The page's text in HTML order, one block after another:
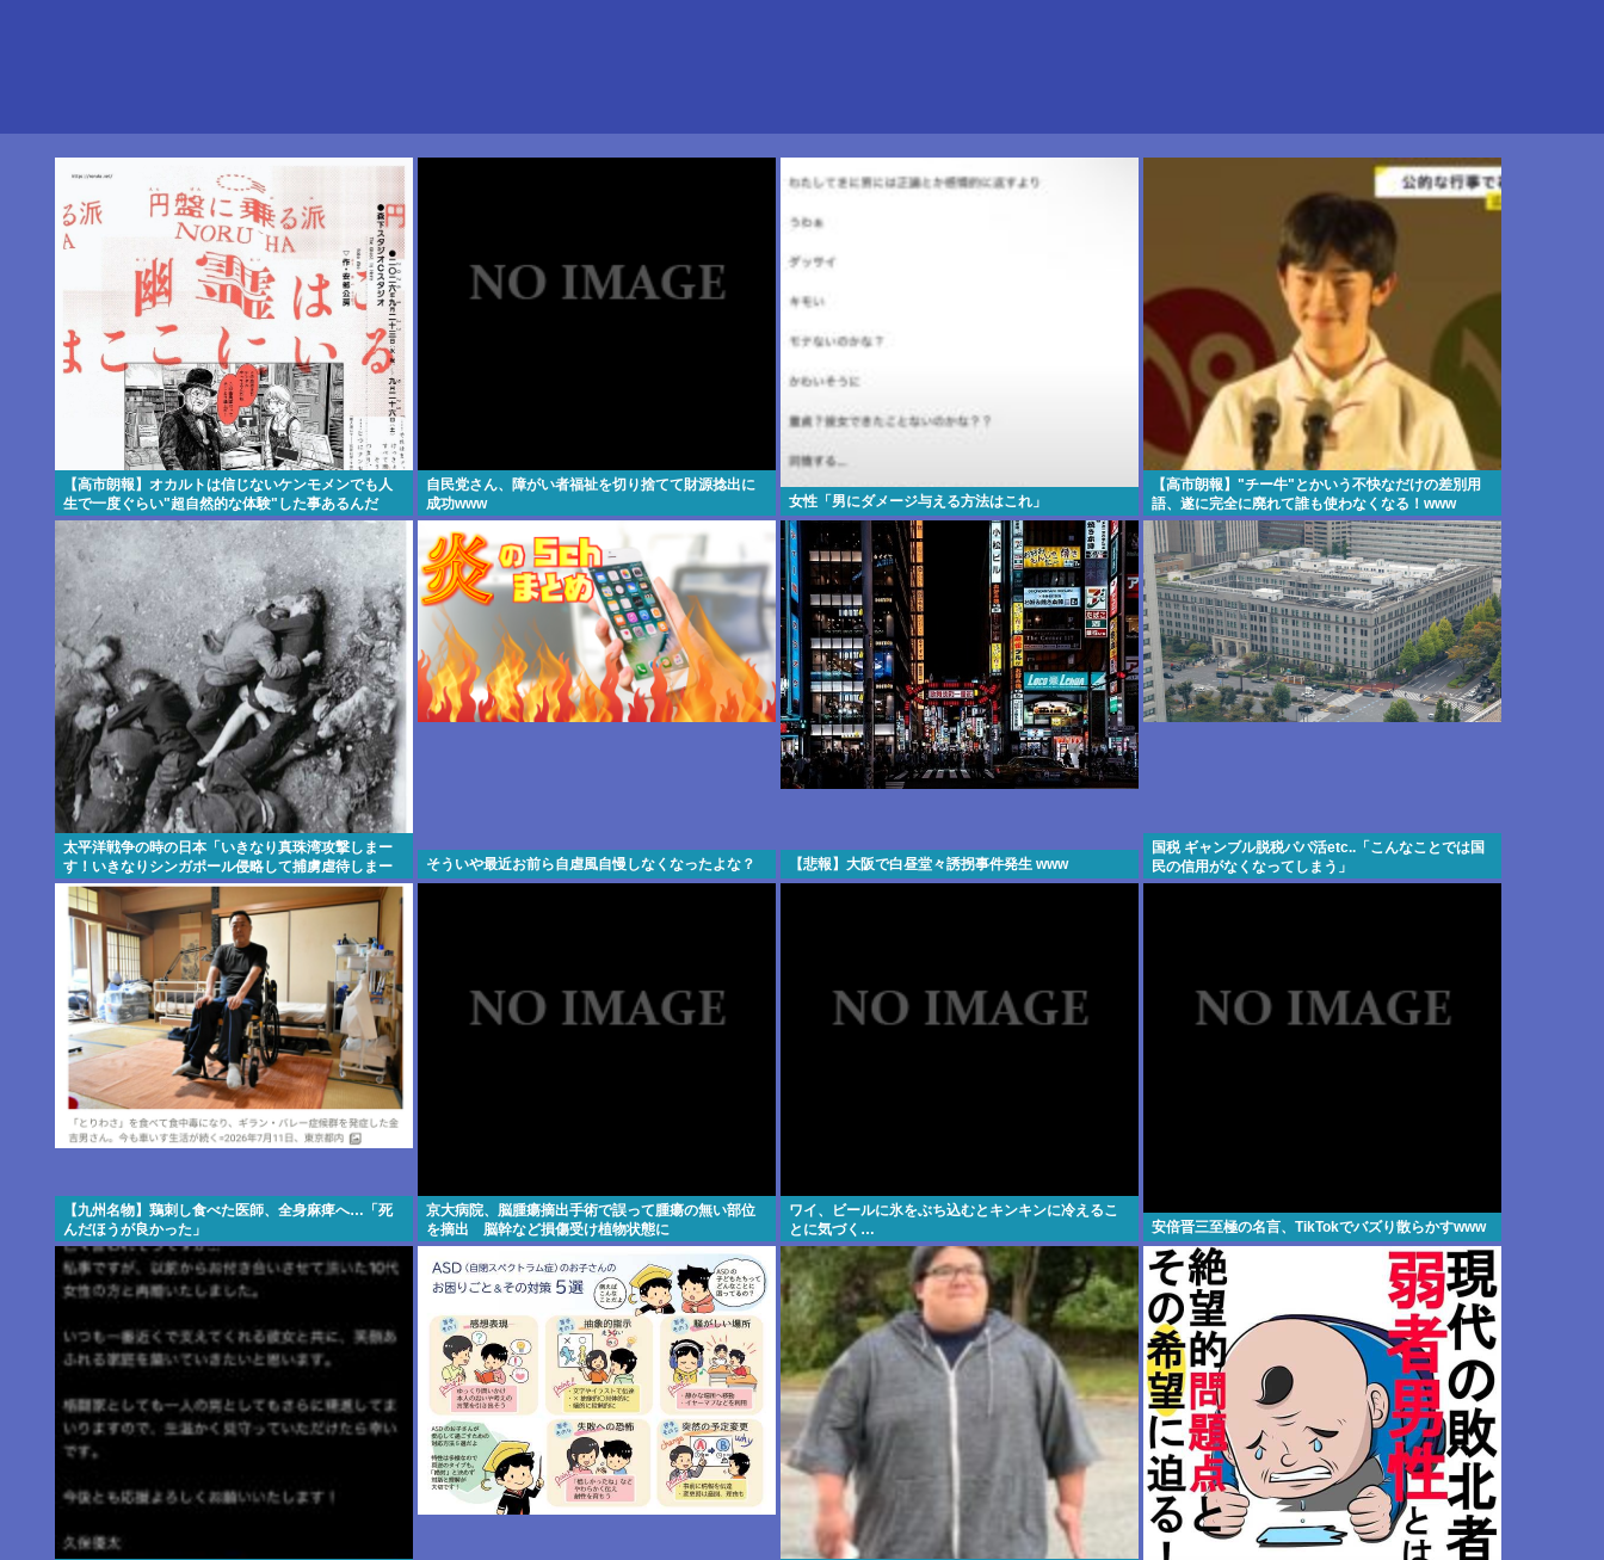
【高市朗報】オカルトは信じないケンモメンでも人
生で一度ぐらい"超自然的な体験"した事あるんだ
ろ？？
自民党さん、障がい者福祉を切り捨てて財源捻出に
成功www
女性「男にダメージ与える方法はこれ」
【高市朗報】"チー牛"とかいう不快なだけの差別用
語、遂に完全に廃れて誰も使わなくなる！www
太平洋戦争の時の日本「いきなり真珠湾攻撃しまー
す！いきなりシンガポール侵略して捕虜虐待しまー
す！」
そういや最近お前ら自虐風自慢しなくなったよな？ 【悲報】大阪で白昼堂々誘拐事件発生 www
国税 ギャンブル脱税パパ活etc..「こんなことでは国
民の信用がなくなってしまう」
【九州名物】鶏刺し食べた医師、全身麻痺へ…「死
んだほうが良かった」
京大病院、脳腫瘍摘出手術で誤って腫瘍の無い部位
を摘出 脳幹など損傷受け植物状態に
ワイ、ビールに氷をぶち込むとキンキンに冷えるこ
とに気づく…
安倍晋三至極の名言、TikTokでバズり散らかすwww